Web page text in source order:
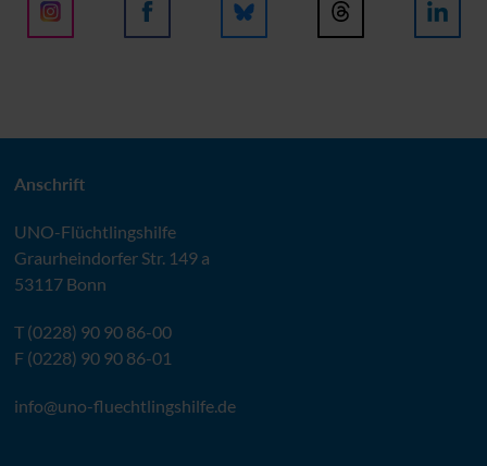
Anschrift
UNO-Flüchtlingshilfe
Graurheindorfer Str. 149 a
53117 Bonn
T (0228) 90 90 86-00
F (0228) 90 90 86-01
info@uno-fluechtlingshilfe.de